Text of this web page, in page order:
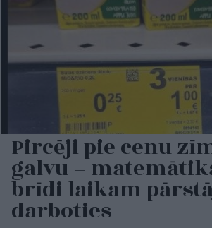
Pircēji pie cenu
galvu –
brīdi laikam
darboties